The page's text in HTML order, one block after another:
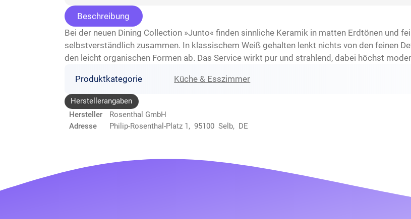
Beschreibung
Bei der neuen Dining Collection »Junto« finden sinnliche Keramik in matten Erdtönen und
selbstverständlich zusammen. In klassischem Weiß gehalten lenkt nichts von den feinen
den leicht organischen Formen ab. Das Service wirkt pur und strahlend, dabei höchst
Produktkategorie Küche & Esszimmer
Herstellerangaben
Hersteller
Rosenthal GmbH
Adresse
Philip-Rosenthal-Platz 1, 95100 Selb, DE